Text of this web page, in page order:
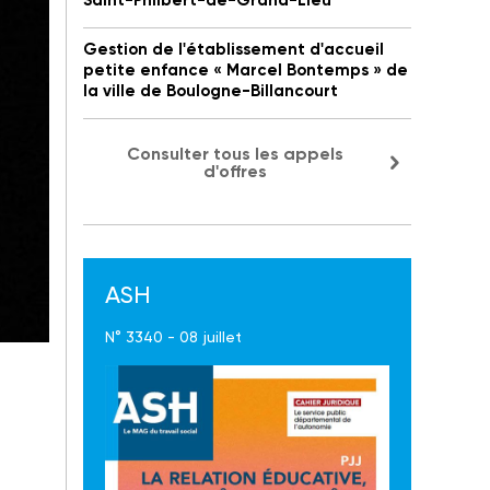
Gestion de l'établissement d'accueil
petite enfance « Marcel Bontemps » de
la ville de Boulogne-Billancourt
Consulter tous les appels
d'offres
ASH
N° 3340 - 08 juillet